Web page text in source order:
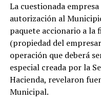
La cuestionada
autorización al
paquete accionario a la
(propiedad del
operación que deberá
especial creada por la
Hacienda, revelaron
Municipal.